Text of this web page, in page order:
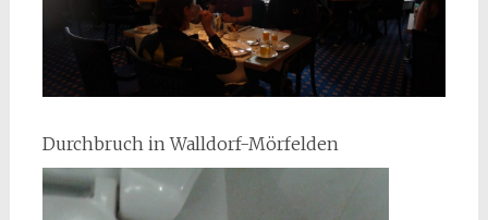
Durchbruch in Walldorf-Mörfelden